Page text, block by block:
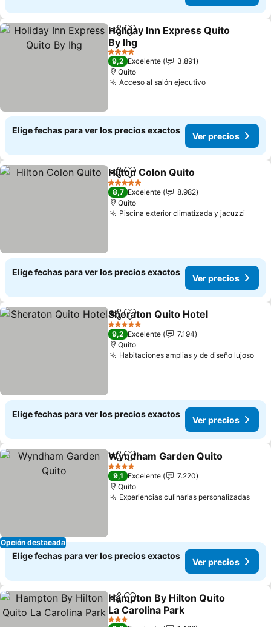
CompartirAgregar a favoritos
Holiday Inn Express Quito
By Ihg
4 Estrellas
9,2 Excelente
3.891
Quito
Acceso al salón ejecutivo
Elige fechas para ver los precios exactos
Ver precios
CompartirAgregar a favoritos
Hilton Colon Quito
5 Estrellas
8,7 Excelente
8.982
Quito
Piscina exterior climatizada y jacuzzi
Elige fechas para ver los precios exactos
Ver precios
CompartirAgregar a favoritos
Sheraton Quito Hotel
5 Estrellas
9,2 Excelente
7.194
Quito
Habitaciones amplias y de diseño lujoso
Elige fechas para ver los precios exactos
Ver precios
Opción destacada
CompartirAgregar a favoritos
Wyndham Garden Quito
4 Estrellas
9,1 Excelente
7.220
Quito
Experiencias culinarias personalizadas
Elige fechas para ver los precios exactos
Ver precios
CompartirAgregar a favoritos
Hampton By Hilton Quito
La Carolina Park
3 Estrellas